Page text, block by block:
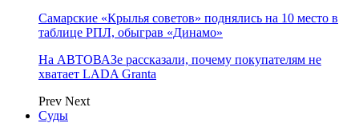
Самарские «Крылья советов» поднялись на 10 место в
таблице РПЛ, обыграв «Динамо»
На АВТОВАЗе рассказали, почему покупателям не
хватает LADA Granta
Prev Next
Суды